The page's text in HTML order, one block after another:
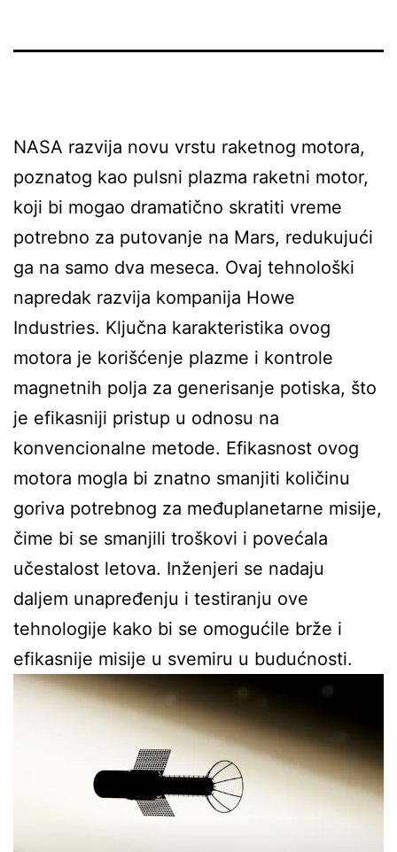
NASA razvija novu vrstu raketnog motora,
poznatog kao pulsni plazma raketni motor,
koji bi mogao dramatično skratiti vreme
potrebno za putovanje na Mars, redukujući
ga na samo dva meseca. Ovaj tehnološki
napredak razvija kompanija Howe
Industries. Ključna karakteristika ovog
motora je korišćenje plazme i kontrole
magnetnih polja za generisanje potiska, što
je efikasniji pristup u odnosu na
konvencionalne metode. Efikasnost ovog
motora mogla bi znatno smanjiti količinu
goriva potrebnog za međuplanetarne misije,
čime bi se smanjili troškovi i povećala
učestalost letova. Inženjeri se nadaju
daljem unapređenju i testiranju ove
tehnologije kako bi se omogućile brže i
efikasnije misije u svemiru u budućnosti.